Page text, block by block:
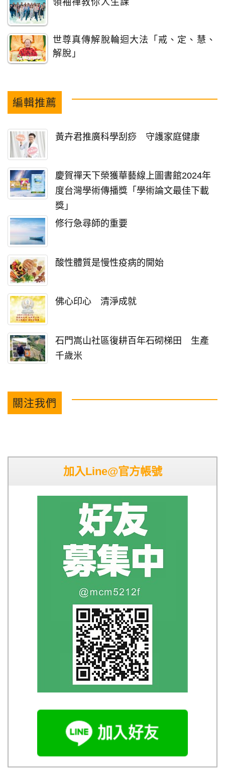
世尊真傳解脫輪迴大法「戒、定、慧、
解脫」
編輯推薦
黃卉君推廣科學刮痧 守護家庭健康
慶賀禪天下榮獲華藝線上圖書館2024年
度台灣學術傳播獎「學術論文最佳下載
獎」
修行急尋師的重要
酸性體質是慢性疫病的開始
佛心印心 清淨成就
石門嵩山社區復耕百年石砌梯田 生產
千歲米
關注我們
加入Line@官方帳號